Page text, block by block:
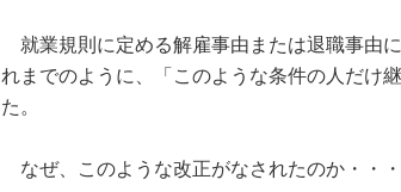
就業規則に定める解雇事由または退職事由
れまでのように、「このような条件の人だけ
た。
なぜ、このような改正がなされたのか・・・